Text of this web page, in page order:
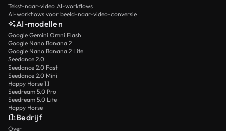
Tekst-naar-video AI-workflows
AI-workflows voor beeld-naar-video-conversie
AI-modellen
Google Gemini Omni Flash
Google Nano Banana 2
Google Nano Banana 2 Lite
Seedance 2.0
Seedance 2.0 Fast
Seedance 2.0 Mini
Happy Horse 1.1
Seedream 5.0 Pro
Seedream 5.0 Lite
Happy Horse
Bedrijf
Over